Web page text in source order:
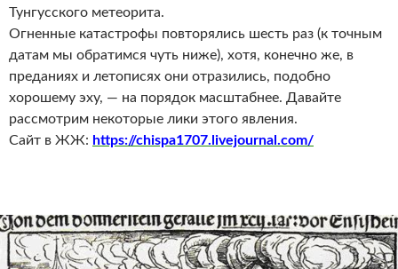
Тунгусского метеорита.
Огненные катастрофы повторялись шесть раз (к точным
датам мы обратимся чуть ниже), хотя, конечно же, в
преданиях и летописях они отразились, подобно
хорошему эху, — на порядок масштабнее. Давайте
рассмотрим некоторые лики этого явления.
Сайт в ЖЖ: https://chispa1707.livejournal.com/